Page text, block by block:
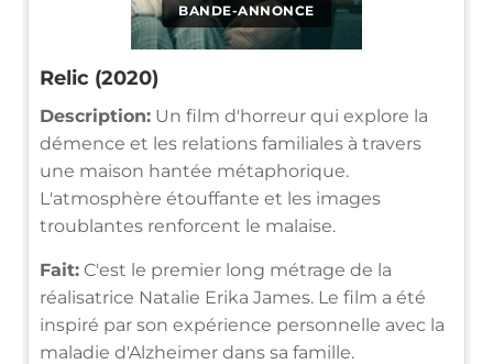
BANDE-ANNONCE
Relic (2020)
Description: Un film d'horreur qui explore la
démence et les relations familiales à travers
une maison hantée métaphorique.
L'atmosphère étouffante et les images
troublantes renforcent le malaise.
Fait: C'est le premier long métrage de la
réalisatrice Natalie Erika James. Le film a été
inspiré par son expérience personnelle avec la
maladie d'Alzheimer dans sa famille.